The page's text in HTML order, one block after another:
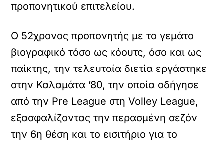
προπονητικού επιτελείου.
Ο 52χρονος προπονητής με το γεμάτο
βιογραφικό τόσο ως κόουτς, όσο και ως
παίκτης, την τελευταία διετία εργάστηκε
στην Καλαμάτα ’80, την οποία οδήγησε
από την Pre League στη Volley League,
εξασφαλίζοντας την περασμένη σεζόν
την 6η θέση και το εισιτήριο για το